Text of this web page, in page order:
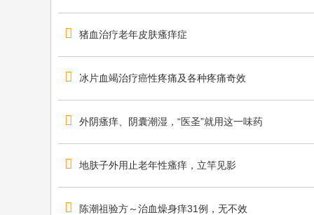
猪血治疗老年皮肤瘙痒症
冰片血竭治疗癌性疼痛及各种疼痛奇效
外阴瘙痒、阴囊潮湿，“医圣”就用这一味药
地肤子外用止老年性瘙痒，立竿见影
陈潮祖验方～治血燥身痒31例，无不效